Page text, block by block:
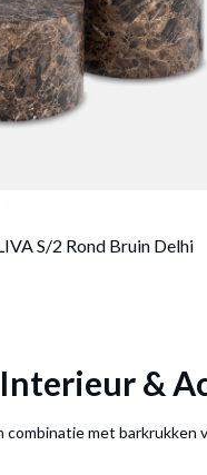
S/2 Rond Bruin Delhi
&
met barkrukken